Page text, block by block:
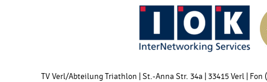
TV Verl/Abteilung Triathlon | St.-Anna Str. 34a | 33415 Verl | Fon